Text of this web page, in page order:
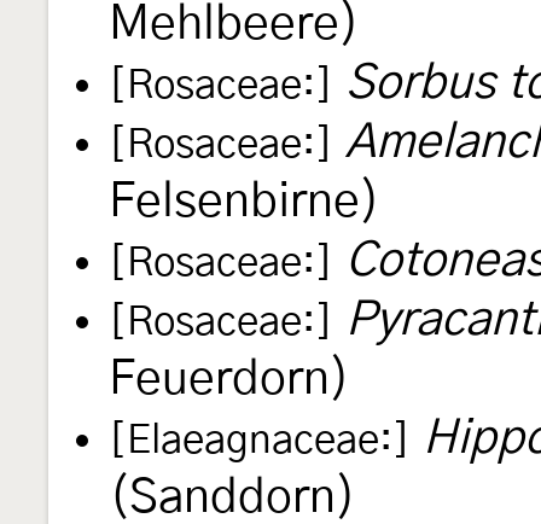
Mehlbeere)
[Rosaceae:] Sorbus
[Rosaceae:]
Felsenbirne)
[Rosaceae:]
[Rosaceae:]
Feuerdorn)
[Elaeagnaceae:]
(Sanddorn)